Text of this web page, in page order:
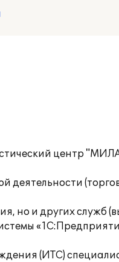
центр
но и других служб
(ИТС)